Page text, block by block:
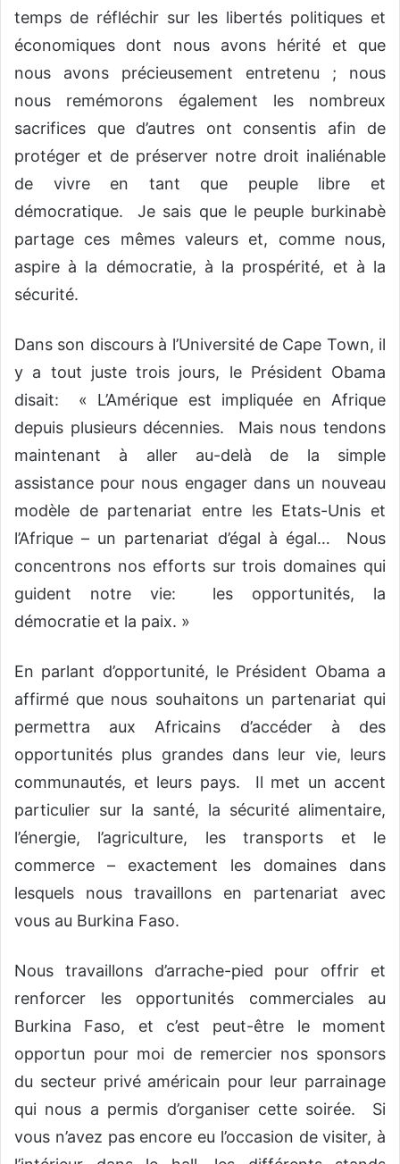
temps de réfléchir sur les libertés politiques et
économiques dont nous avons hérité et que
nous avons précieusement entretenu ; nous
nous remémorons également les nombreux
sacrifices que d’autres ont consentis afin de
protéger et de préserver notre droit inaliénable
de vivre en tant que peuple libre et
démocratique. Je sais que le peuple burkinabè
partage ces mêmes valeurs et, comme nous,
aspire à la démocratie, à la prospérité, et à la
sécurité.
Dans son discours à l’Université de Cape Town, il
y a tout juste trois jours, le Président Obama
disait: « L’Amérique est impliquée en Afrique
depuis plusieurs décennies. Mais nous tendons
maintenant à aller au-delà de la simple
assistance pour nous engager dans un nouveau
modèle de partenariat entre les Etats-Unis et
l’Afrique – un partenariat d’égal à égal… Nous
concentrons nos efforts sur trois domaines qui
guident notre vie: les opportunités, la
démocratie et la paix. »
En parlant d’opportunité, le Président Obama a
affirmé que nous souhaitons un partenariat qui
permettra aux Africains d’accéder à des
opportunités plus grandes dans leur vie, leurs
communautés, et leurs pays. Il met un accent
particulier sur la santé, la sécurité alimentaire,
l’énergie, l’agriculture, les transports et le
commerce – exactement les domaines dans
lesquels nous travaillons en partenariat avec
vous au Burkina Faso.
Nous travaillons d’arrache-pied pour offrir et
renforcer les opportunités commerciales au
Burkina Faso, et c’est peut-être le moment
opportun pour moi de remercier nos sponsors
du secteur privé américain pour leur parrainage
qui nous a permis d’organiser cette soirée. Si
vous n’avez pas encore eu l’occasion de visiter, à